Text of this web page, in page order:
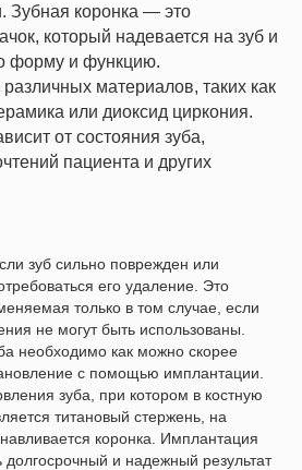
Зубная коронка — это
который надевается на зуб и
форму и функцию.
материалов, таких как
или диоксид циркония.
от состояния зуба,
пациента и других
зуб сильно поврежден или
его удаление. Это
только в том случае, если
не могут быть использованы.
необходимо как можно скорее
с помощью имплантации.
зуба, при котором в костную
титановый стержень, на
коронка. Имплантация
долгосрочный и надежный результат